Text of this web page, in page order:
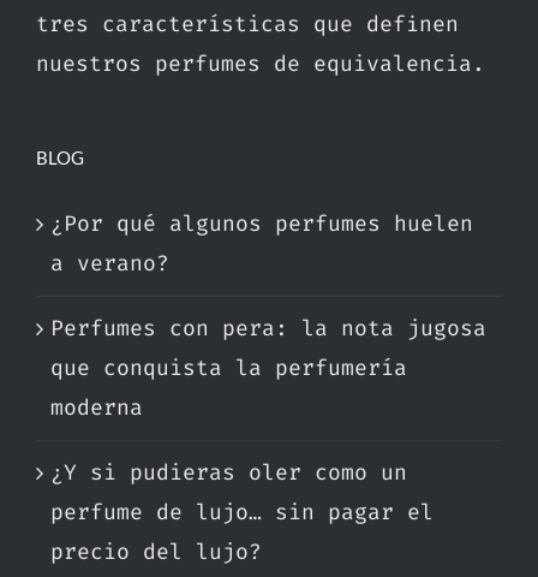
tres características que definen
nuestros perfumes de equivalencia.
BLOG
¿Por qué algunos perfumes huelen
a verano?
Perfumes con pera: la nota jugosa
que conquista la perfumería
moderna
¿Y si pudieras oler como un
perfume de lujo… sin pagar el
precio del lujo?